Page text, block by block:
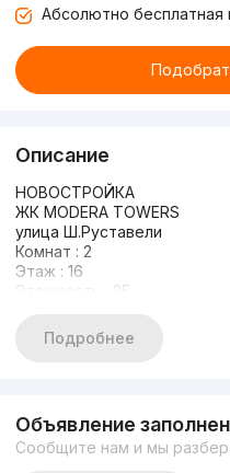
Абсолютно бесплатная
Описание
НОВОСТРОЙКА
ЖК MODERA TOWERS
улица Ш.Руставели
Комнат : 2
Этаж : 16
Этажность : 25
Состояние: white box
ЦЕНА: 68.000у.е
Подробнее
Объявление
Сообщите нам и мы